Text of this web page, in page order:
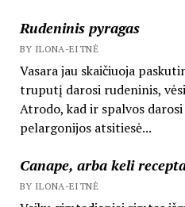
Rudeninis pyragas
BY ILONA-EITNĖ
Vasara jau skaičiuoja
truputį darosi rudeninis,
Atrodo, kad ir spalvos
pelargonijos atsitiesė...
Canape, arba keli
BY ILONA-EITNĖ